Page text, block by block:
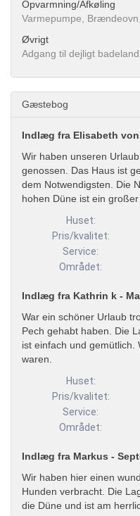
Opvarmning/Afkøling
Varmepumpe,
Øvrigt
Adgang til dejligt
Gæstebog
Indlæg fra Elisabeth
Wir haben unseren
genossen. Das Haus ist
dem Notwendigsten. Die
hohen Düne ist ein großer
Huset:
Pris/kvalitet:
Service:
Området:
Indlæg fra Kathrin k -
War ein schöner Urlaub
Pech gehabt haben. Die
ist einfach und gemütlich.
waren.
Huset:
Pris/kvalitet:
Service:
Området:
Indlæg fra Markus -
Wir haben hier einen
Hunden verbracht. Die
die Düne und ist am